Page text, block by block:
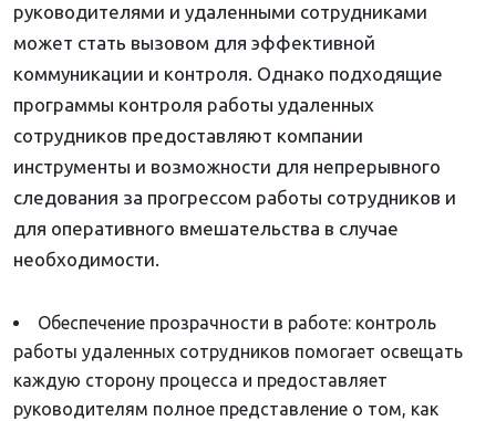
руководителями и удаленными сотрудниками
может стать вызовом для эффективной
коммуникации и контроля. Однако подходящие
программы контроля работы удаленных
сотрудников предоставляют компании
инструменты и возможности для непрерывного
следования за прогрессом работы сотрудников и
для оперативного вмешательства в случае
необходимости.
Обеспечение прозрачности в работе: контроль
работы удаленных сотрудников помогает освещать
каждую сторону процесса и предоставляет
руководителям полное представление о том, как